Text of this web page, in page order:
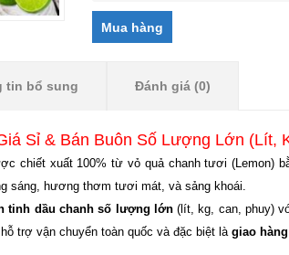
tin bổ sung Đánh giá (0)
Sỉ & Bán Buôn Số Lượng Lớn (Lít,
chiết xuất 100% từ vỏ quả chanh tươi (Lemon)
sáng, hương thơm tươi mát, và sảng khoái.
tinh dầu chanh số lượng lớn(lít, kg, can, phuy)
trợ vận chuyển toàn quốc và đặc biệt là giao